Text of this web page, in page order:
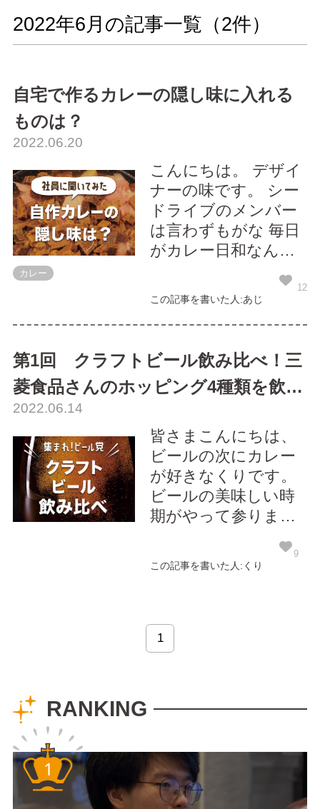
2022年6月の記事一覧（2件）
カレー
自宅で作るカレーの隠し味に入れる
ものは？
2022.06.20
こんにちは。 デザイ
ナーの味です。 シー
ドライブのメンバー
は言わずもがな 毎日
がカレー日和なんで
日々送っているんで
すが。 外食はもちろ
ん、自宅でもカレー
を作ったりします。
今回はそんなメンバ
ーに、 自宅で作るカ
入れている...
この記事を書いた人:あじ
12
第1回 クラフトビール飲み比べ！三
菱食品さんのホッピング4種類を飲ん
でみた
2022.06.14
皆さまこんにちは、
ビールの次にカレー
が好きなくりです。
ビールの美味しい時
期がやって参りまし
ードライブのお酒好
きが集まって第1回
（次回以降の開催も
願って、あえて第1回
この記事を書いた人:くり
9
1
RANKING